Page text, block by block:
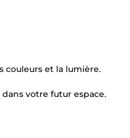
couleurs et la lumière.
votre futur espace.